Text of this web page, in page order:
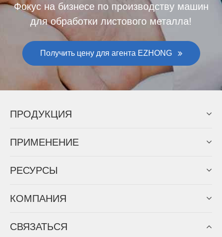
Фокус на бизнесе по производству машин
для обработки листового металла!
Получить цену для агента EZHONG
ПРОДУКЦИЯ
ПРИМЕНЕНИЕ
PЕСУРСЫ
КОМПАНИЯ
СВЯЗАТЬСЯ